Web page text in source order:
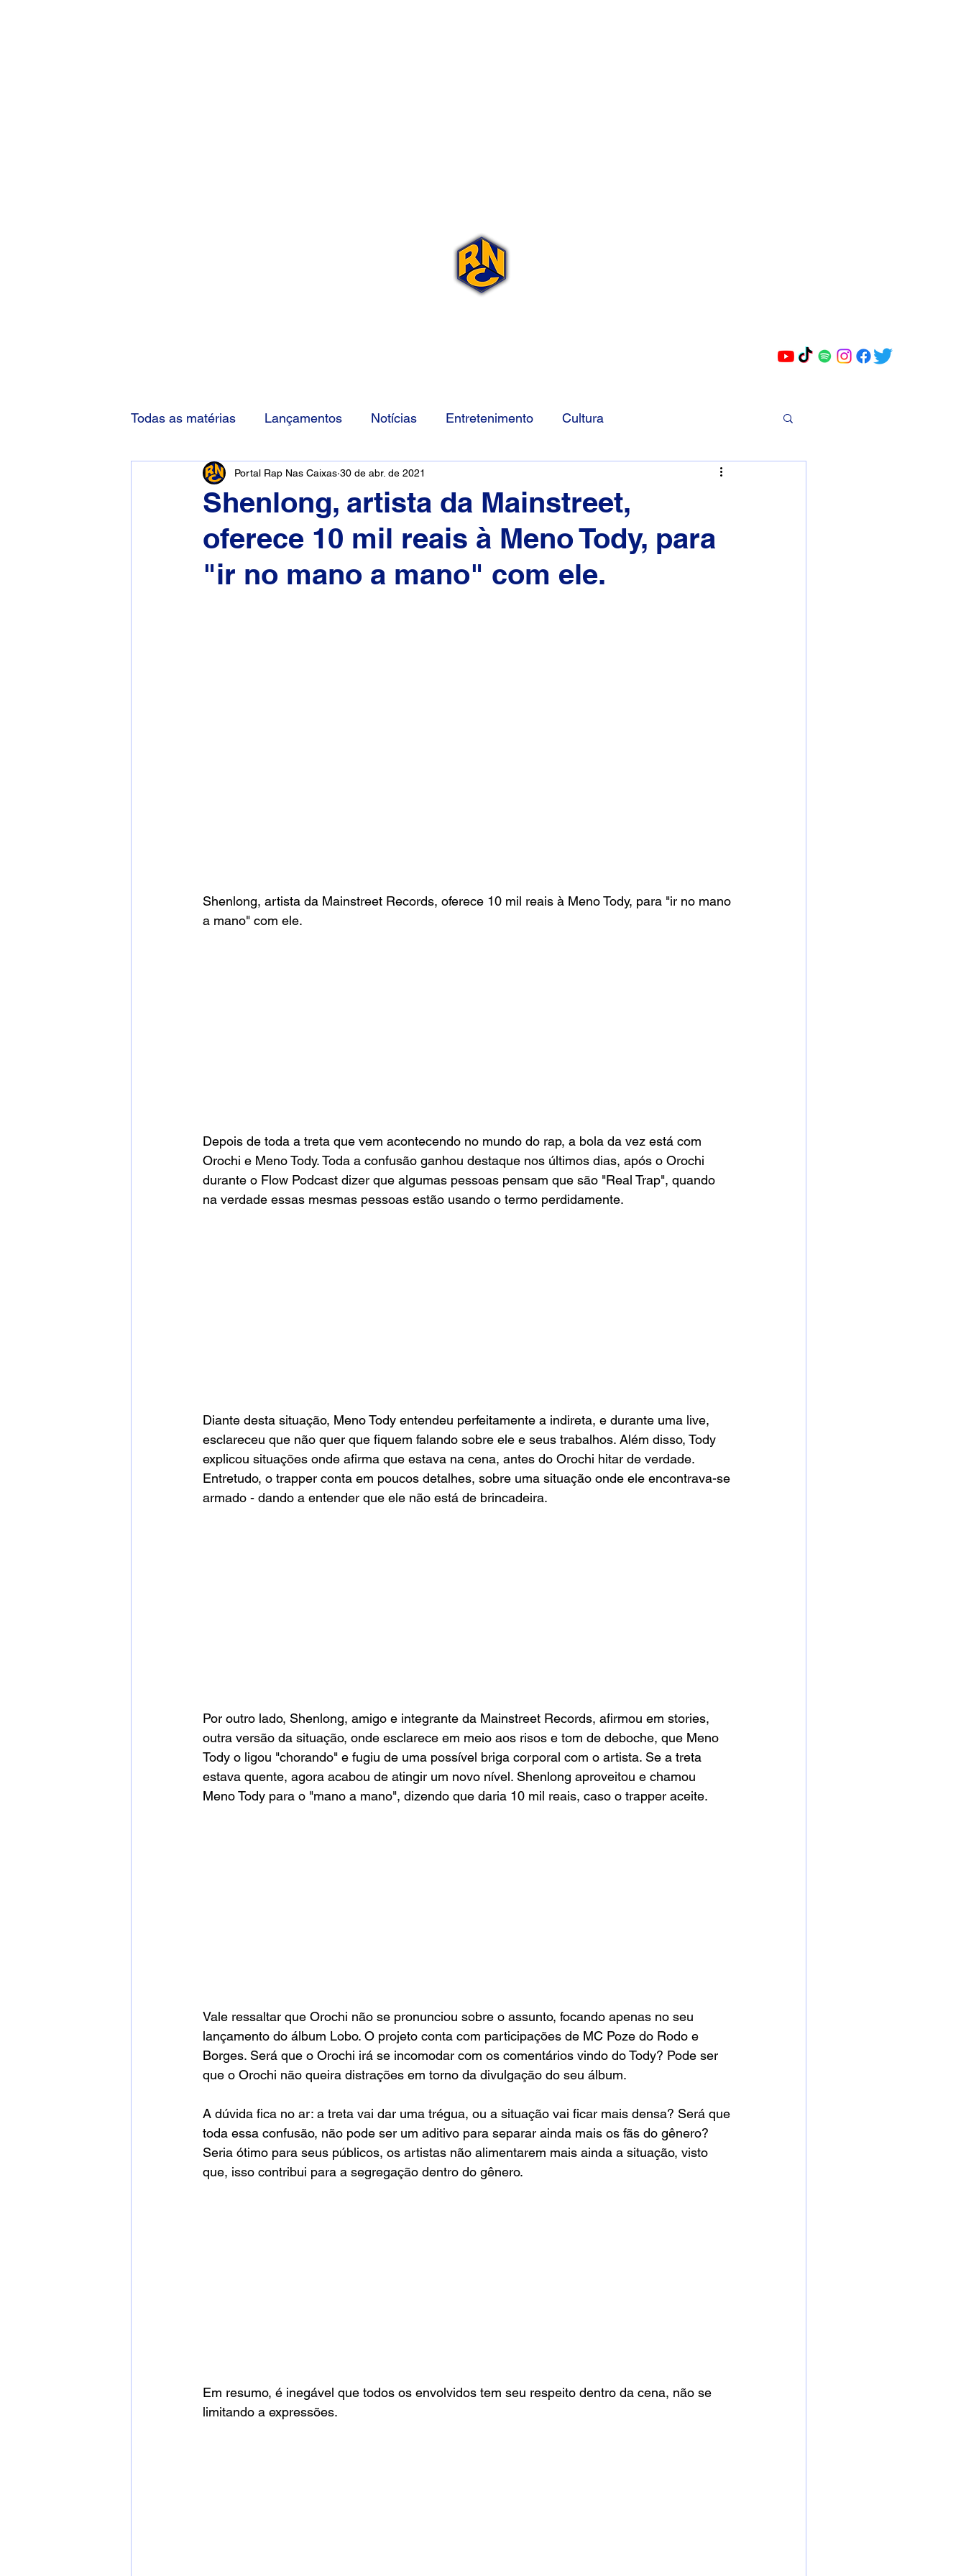
Todas as matérias Lançamentos Notícias Entretenimento Cultura
Shenlong, artista da Mainstreet,
oferece 10 mil reais à Meno Tody, para
"ir no mano a mano" com ele.
Portal Rap Nas Caixas 30 de abr. de 2021
Shenlong, artista da Mainstreet Records, oferece 10 mil reais à Meno Tody, para "ir no mano
a mano" com ele.
Depois de toda a treta que vem acontecendo no mundo do rap, a bola da vez está com
Orochi e Meno Tody. Toda a confusão ganhou destaque nos últimos dias, após o Orochi
durante o Flow Podcast dizer que algumas pessoas pensam que são "Real Trap", quando
na verdade essas mesmas pessoas estão usando o termo perdidamente.
Diante desta situação, Meno Tody entendeu perfeitamente a indireta, e durante uma live,
esclareceu que não quer que fiquem falando sobre ele e seus trabalhos. Além disso, Tody
explicou situações onde afirma que estava na cena, antes do Orochi hitar de verdade.
Entretudo, o trapper conta em poucos detalhes, sobre uma situação onde ele encontrava-se
armado - dando a entender que ele não está de brincadeira.
Por outro lado, Shenlong, amigo e integrante da Mainstreet Records, afirmou em stories,
outra versão da situação, onde esclarece em meio aos risos e tom de deboche, que Meno
Tody o ligou "chorando" e fugiu de uma possível briga corporal com o artista. Se a treta
estava quente, agora acabou de atingir um novo nível. Shenlong aproveitou e chamou
Meno Tody para o "mano a mano", dizendo que daria 10 mil reais, caso o trapper aceite.
Vale ressaltar que Orochi não se pronunciou sobre o assunto, focando apenas no seu
lançamento do álbum Lobo. O projeto conta com participações de MC Poze do Rodo e
Borges. Será que o Orochi irá se incomodar com os comentários vindo do Tody? Pode ser
que o Orochi não queira distrações em torno da divulgação do seu álbum.
A dúvida fica no ar: a treta vai dar uma trégua, ou a situação vai ficar mais densa? Será que
toda essa confusão, não pode ser um aditivo para separar ainda mais os fãs do gênero?
Seria ótimo para seus públicos, os artistas não alimentarem mais ainda a situação, visto
que, isso contribui para a segregação dentro do gênero.
Em resumo, é inegável que todos os envolvidos tem seu respeito dentro da cena, não se
limitando a expressões.